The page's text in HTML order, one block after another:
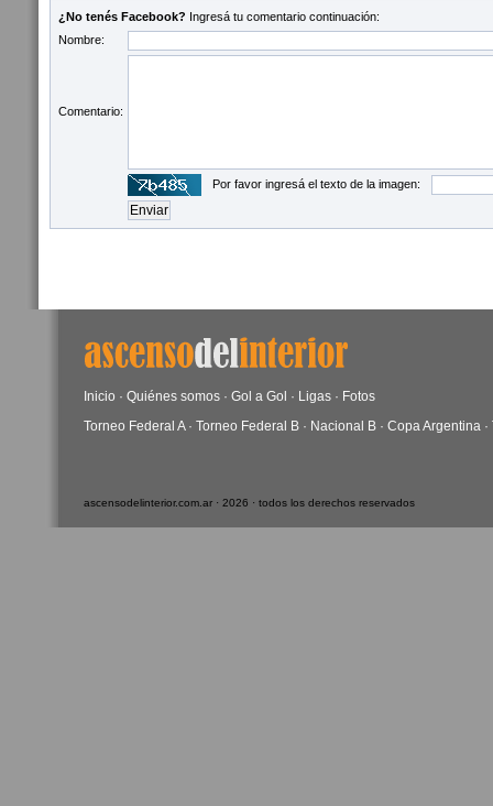
¿No tenés Facebook? Ingresá tu comentario continuación:
Nombre:
Comentario:
Por favor ingresá el texto de la imagen:
Inicio · Quiénes somos · Gol a Gol · Ligas · Fotos
Torneo Federal A· Torneo Federal B · Nacional B · Copa Argentina ·
ascensodelinterior.com.ar · 2026 · todos los derechos reservados